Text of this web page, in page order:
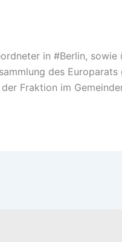
in #Berlin, sowie
des Europarats
Fraktion im